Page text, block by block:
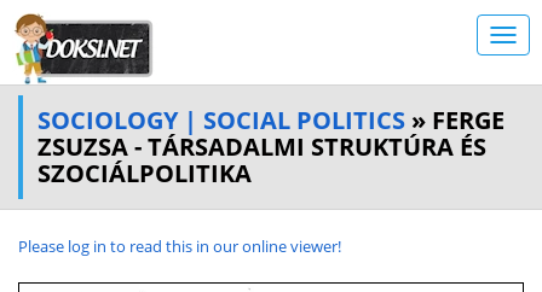
SOCIOLOGY | SOCIAL POLITICS » FERGE
ZSUZSA - TÁRSADALMI STRUKTÚRA ÉS
SZOCIÁLPOLITIKA
Please log in to read this in our online viewer!